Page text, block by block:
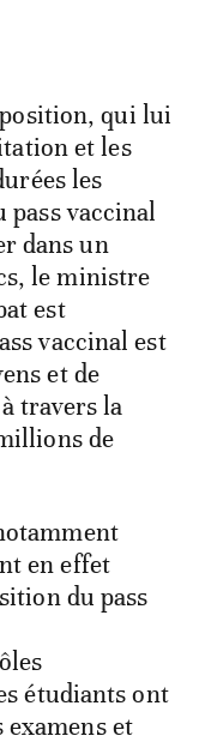
qui lui
et les
les
pass vaccinal
dans un
le ministre
est
vaccinal est
et de
travers la
de
en effet
du pass
étudiants ont
examens et